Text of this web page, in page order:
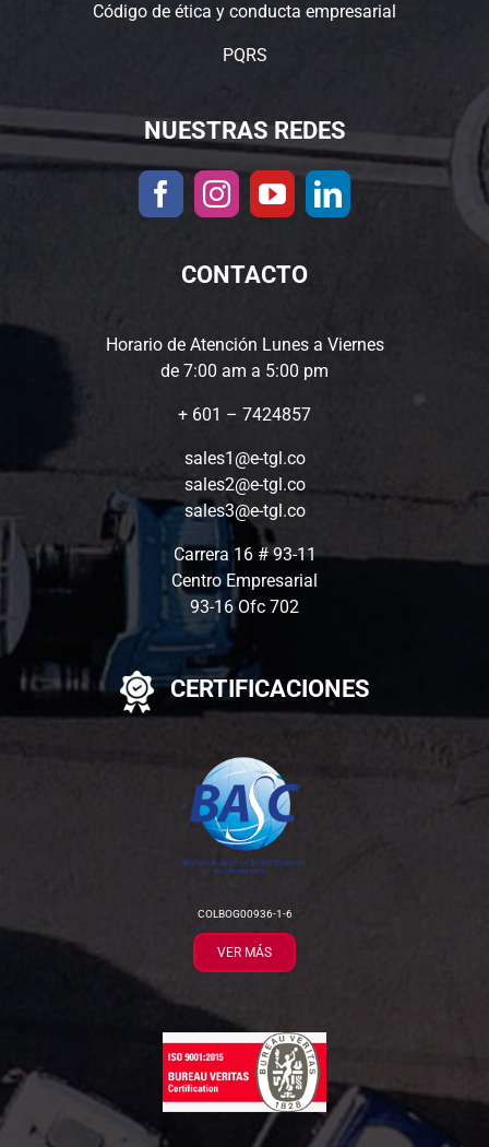
Código de ética y conducta empresarial
PQRS
NUESTRAS REDES
CONTACTO
Horario de Atención Lunes a Viernes
de 7:00 am a 5:00 pm
+ 601 – 7424857
sales1@e-tgl.co
sales2@e-tgl.co
sales3@e-tgl.co
Carrera 16 # 93-11
Centro Empresarial
93-16 Ofc 702
CERTIFICACIONES
COLBOG00936-1-6
VER MÁS